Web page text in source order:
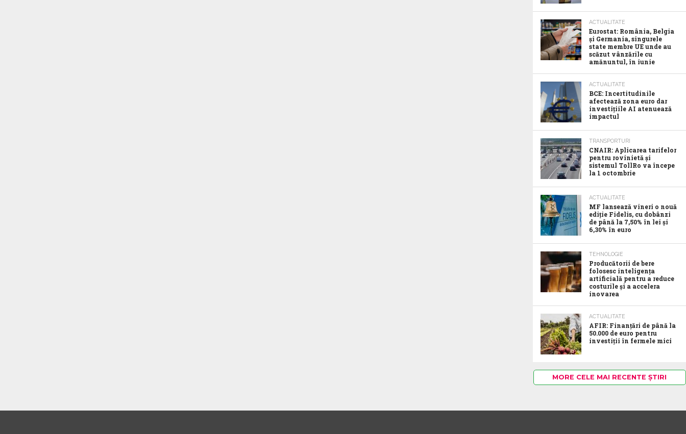
ACTUALITATE
Eurostat: România, Belgia
și Germania, singurele
state membre UE unde au
scăzut vânzările cu
amănuntul, în iunie
ACTUALITATE
BCE: Incertitudinile
afectează zona euro dar
investițiile AI atenuează
impactul
TRANSPORTURI
CNAIR: Aplicarea tarifelor
pentru rovinietă și
sistemul TollRo va începe
la 1 octombrie
ACTUALITATE
MF lansează vineri o nouă
ediție Fidelis, cu dobânzi
de până la 7,50% în lei și
6,30% în euro
TEHNOLOGIE
Producătorii de bere
folosesc inteligența
artificială pentru a reduce
costurile și a accelera
inovarea
ACTUALITATE
AFIR: Finanțări de până la
50.000 de euro pentru
investiții în fermele mici
MORE CELE MAI RECENTE ȘTIRI